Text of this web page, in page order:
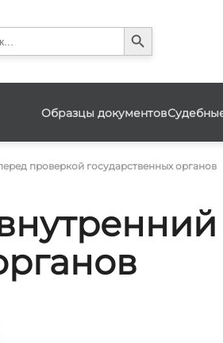
Search Button
Образцы документов
проверкой государственных органов